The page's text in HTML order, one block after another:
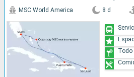
MSC World America 8 d
Todo